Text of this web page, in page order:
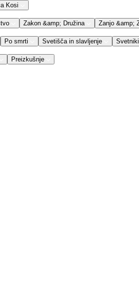
Kosi
Zakon &amp; Družina Zanjo &amp;
Po smrti Svetišča in slavljenje Svetniki
Preizkušnje